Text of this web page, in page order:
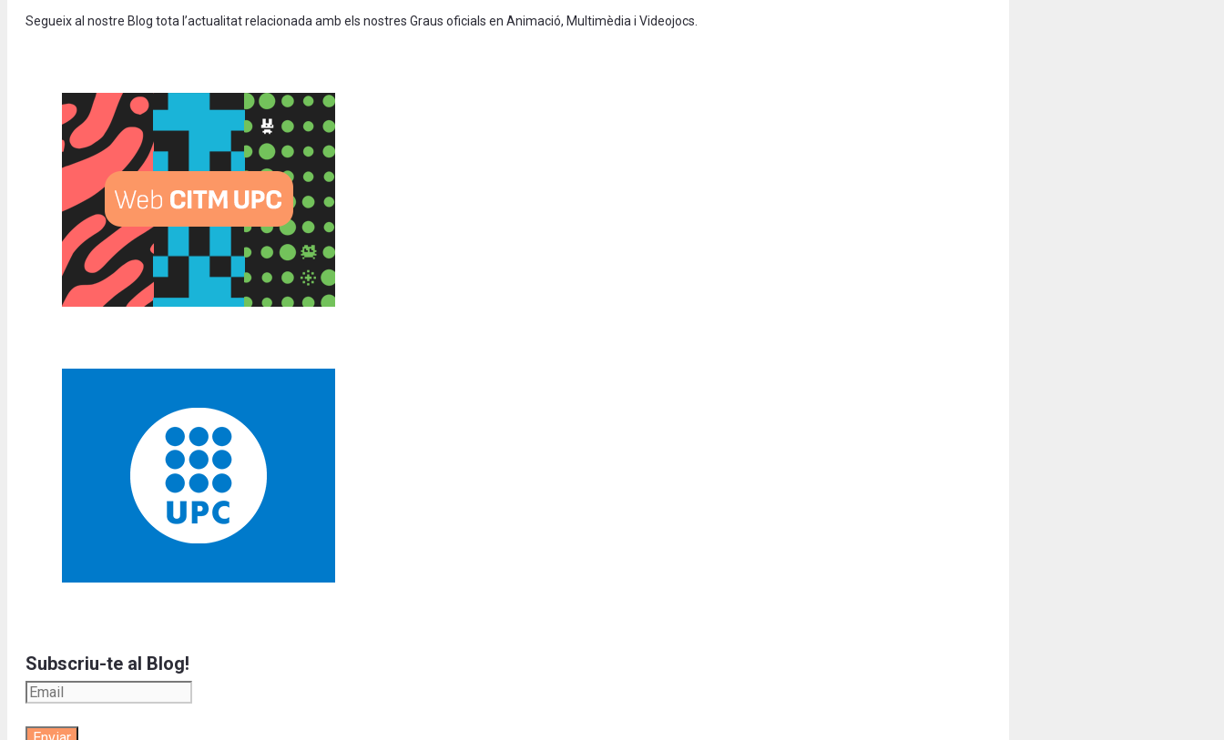
Segueix al nostre Blog tota l’actualitat relacionada amb els nostres Graus oficials en Animació, Multimèdia i Videojocs.
Subscriu-te al Blog!